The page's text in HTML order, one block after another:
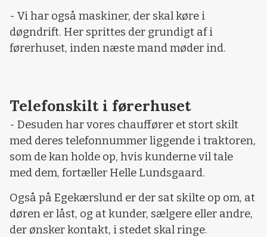
- Vi har også maskiner, der skal køre i
døgndrift. Her sprittes der grundigt af i
førerhuset, inden næste mand møder ind.
Telefonskilt i førerhuset
- Desuden har vores chauffører et stort skilt
med deres telefonnummer liggende i traktoren,
som de kan holde op, hvis kunderne vil tale
med dem, fortæller Helle Lundsgaard.
Også på Egekærslund er der sat skilte op om, at
døren er låst, og at kunder, sælgere eller andre,
der ønsker kontakt, i stedet skal ringe.